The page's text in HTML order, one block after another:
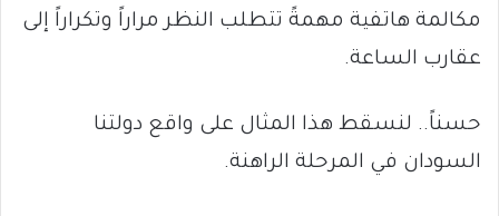
مكالمة هاتفية مهمةً تتطلب النظر مراراً وتكراراً إلى
عقارب الساعة.
حسناً.. لنسقط هذا المثال على واقع دولتنا
السودان في المرحلة الراهنة.